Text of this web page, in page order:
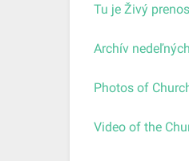
Tu je Živý prenos
Archív
Photos of
Video of the